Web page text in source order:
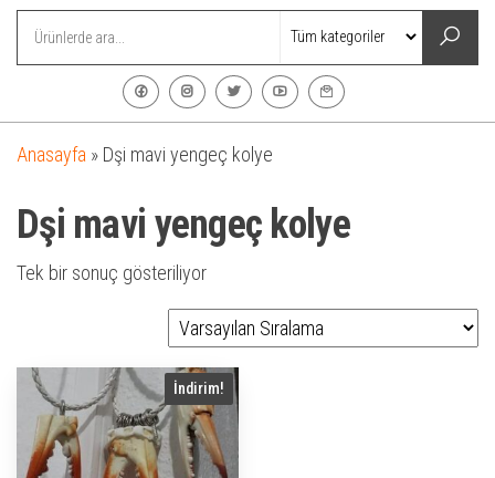
Anasayfa » Dşi mavi yengeç kolye
Dşi mavi yengeç kolye
Tek bir sonuç gösteriliyor
İndirim!